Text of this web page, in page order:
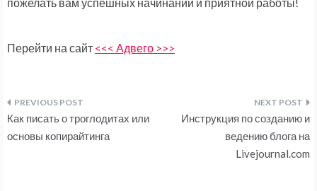
пожелать вам успешных начинаний и приятной работы!
Перейти на сайт <<< Адвего >>>
Навигация
по
Как писать о троглодитах или
основы копирайтинга
Инструкция по созданию и
ведению блога на
Livejournal.com